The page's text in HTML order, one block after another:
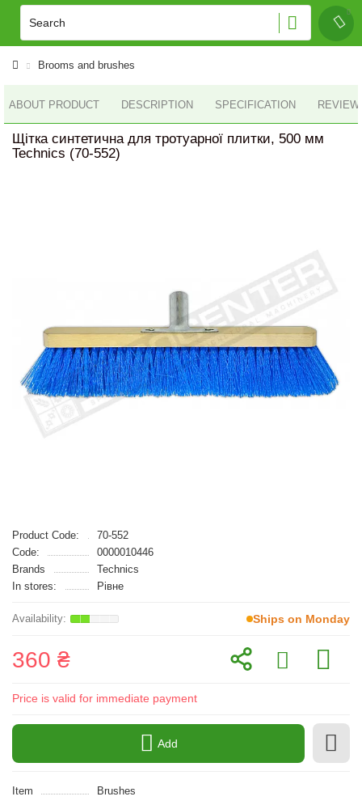
Brooms and brushes
ABOUT PRODUCT DESCRIPTION SPECIFICATION
Щітка синтетична для тротуарної плитки, 500 мм
Technics (70-552)
Product Code:
70-552
Code:
0000010446
Brands
Technics
In stores:
Рівне
Ships on Monday
360 ₴
Price is valid for immediate payment
Add
Item
Brushes